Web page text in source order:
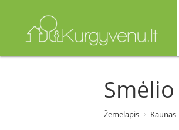
Žemėlapis Kaunas